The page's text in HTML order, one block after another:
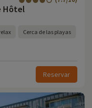
Hôtel
Cerca de las playas
Reservar